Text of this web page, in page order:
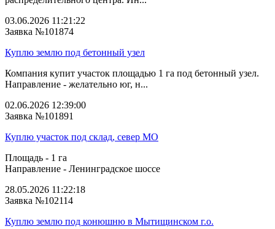
03.06.2026 11:21:22
Заявка №101874
Куплю землю под бетонный узел
Компания купит участок площадью 1 га под бетонный узел.
Направление - желательно юг, н...
02.06.2026 12:39:00
Заявка №101891
Куплю участок под склад, север МО
Площадь - 1 га
Направление - Ленинградское шоссе
28.05.2026 11:22:18
Заявка №102114
Куплю землю под конюшню в Мытищинском г.о.